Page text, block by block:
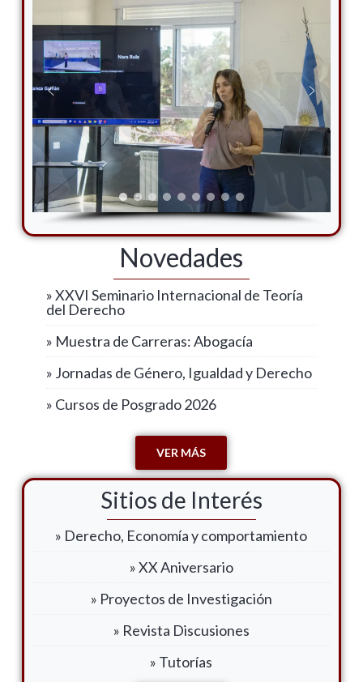
Novedades
» XXVI Seminario Internacional de Teoría
del Derecho
» Muestra de Carreras: Abogacía
» Jornadas de Género, Igualdad y Derecho
» Cursos de Posgrado 2026
VER MÁS
Sitios de Interés
» Derecho, Economía y comportamiento
» XX Aniversario
» Proyectos de Investigación
» Revista Discusiones
» Tutorías